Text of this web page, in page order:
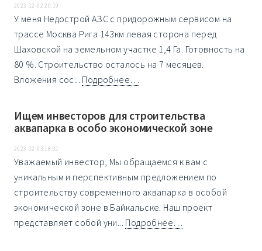
2023-12-02 20:19
У меня Недострой АЗС с придорожным сервисом на
трассе Москва Рига 143км левая сторона перед
Шаховской на земельном участке 1,4 Га. Готовность на
80 %. Строительство осталось на 7 месяцев.
Вложения сос... Подробнее…
Ищем инвесторов для строительства
аквапарка в особо экономической зоне
2023-12-03 18:01
Уважаемый инвестор, Мы обращаемся к вам с
уникальным и перспективным предложением по
строительству современного аквапарка в особой
экономической зоне в Байкальске. Наш проект
представляет собой уни... Подробнее…